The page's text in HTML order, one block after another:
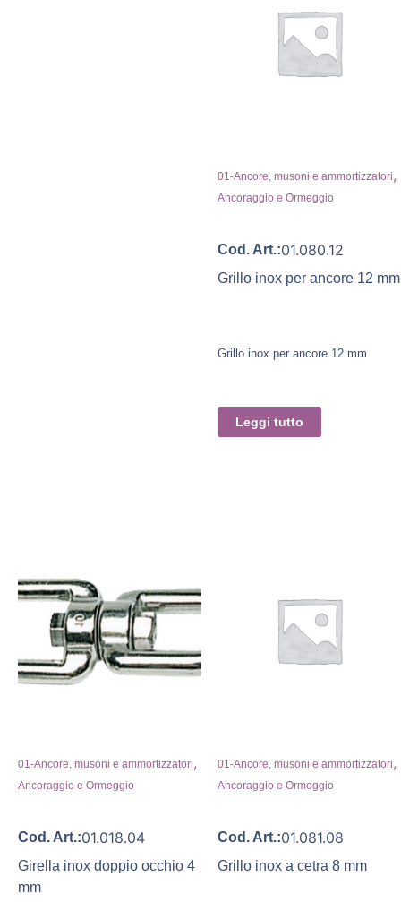
01-Ancore, musoni e ammortizzatori,
Ancoraggio e Ormeggio
Cod. Art.:01.080.12
Grillo inox per ancore 12 mm
Grillo inox per ancore 12 mm
Leggi tutto
01-Ancore, musoni e ammortizzatori,
Ancoraggio e Ormeggio
Cod. Art.:01.018.04
Girella inox doppio occhio 4
mm
01-Ancore, musoni e ammortizzatori,
Ancoraggio e Ormeggio
Cod. Art.:01.081.08
Grillo inox a cetra 8 mm